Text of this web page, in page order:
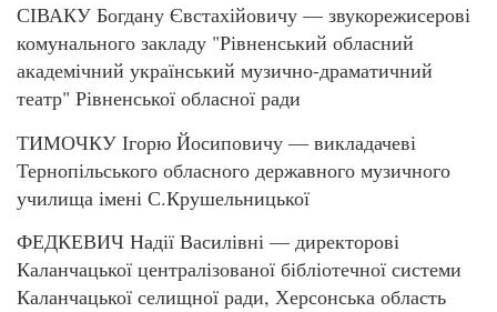
СІВАКУ Богдану Євстахійовичу — звукорежисерові
комунального закладу "Рівненський обласний
академічний український музично-драматичний
театр" Рівненської обласної ради
ТИМОЧКУ Ігорю Йосиповичу — викладачеві
Тернопільського обласного державного музичного
училища імені С.Крушельницької
ФЕДКЕВИЧ Надії Василівні — директорові
Каланчацької централізованої бібліотечної системи
Каланчацької селищної ради, Херсонська область